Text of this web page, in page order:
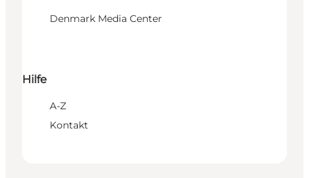
Denmark Media Center
Hilfe
A-Z
Kontakt